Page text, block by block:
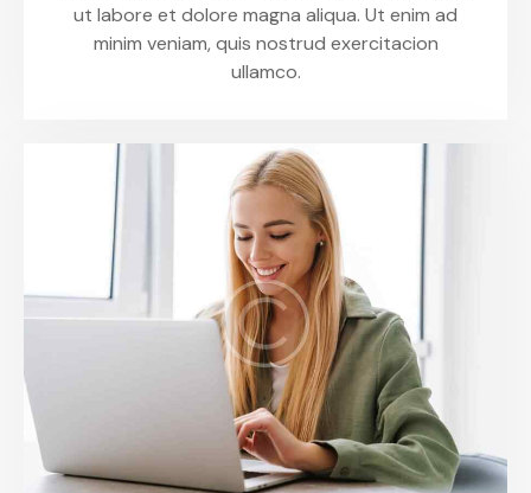
ut labore et dolore magna aliqua. Ut enim ad
minim veniam, quis nostrud exercitacion
ullamco.